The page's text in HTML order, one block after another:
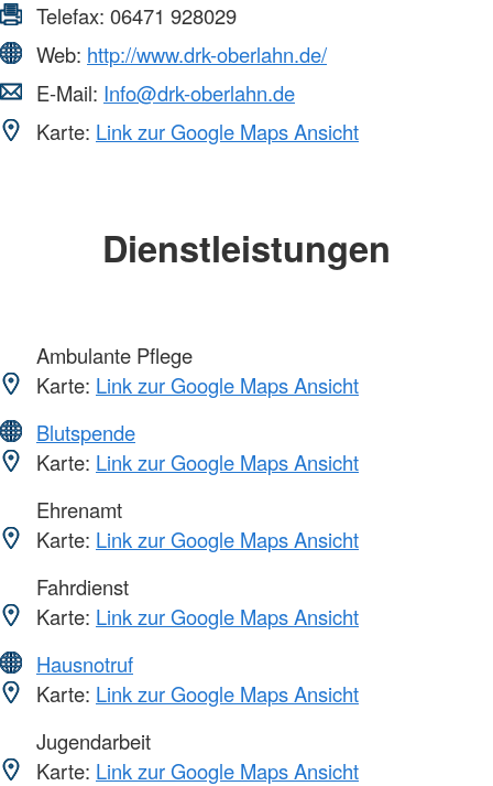
Telefax: 06471 928029
Web: http://www.drk-oberlahn.de/
E-Mail: Info@drk-oberlahn.de
Karte: Link zur Google Maps Ansicht
Dienstleistungen
Ambulante Pflege
Karte: Link zur Google Maps Ansicht
Blutspende
Karte: Link zur Google Maps Ansicht
Ehrenamt
Karte: Link zur Google Maps Ansicht
Fahrdienst
Karte: Link zur Google Maps Ansicht
Hausnotruf
Karte: Link zur Google Maps Ansicht
Jugendarbeit
Karte: Link zur Google Maps Ansicht